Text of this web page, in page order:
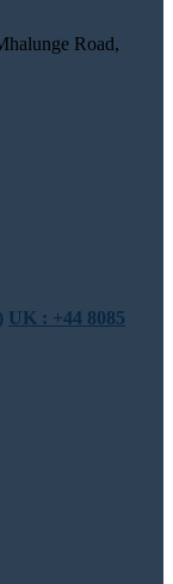
Road,
UK : +44 8085